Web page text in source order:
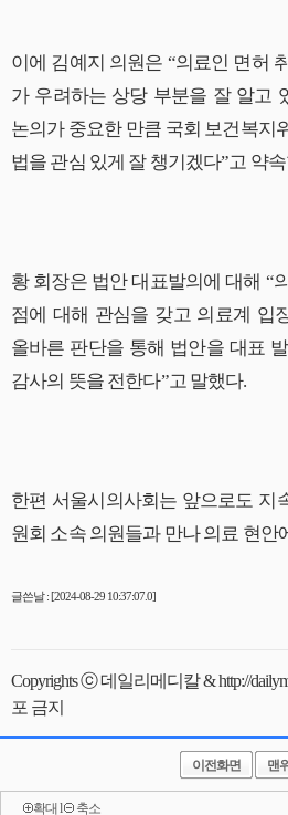
이에 김예지 의원은 “의료인 면허
가 우려하는 상당 부분을 잘 알고
논의가 중요한 만큼 국회 보건복지
법을 관심 있게 잘 챙기겠다”고 약
황 회장은 법안 대표발의에 대해 “
점에 대해 관심을 갖고 의료계 입
올바른 판단을 통해 법안을 대표
감사의 뜻을 전한다”고 말했다.
한편 서울시의사회는 앞으로도 지
원회 소속 의원들과 만나 의료 현안
글쓴날 : [2024-08-29 10:37:07.0]
Copyrights ⓒ 데일리메디칼 & http://
포 금지
이전화면 맨
확대 l 축소